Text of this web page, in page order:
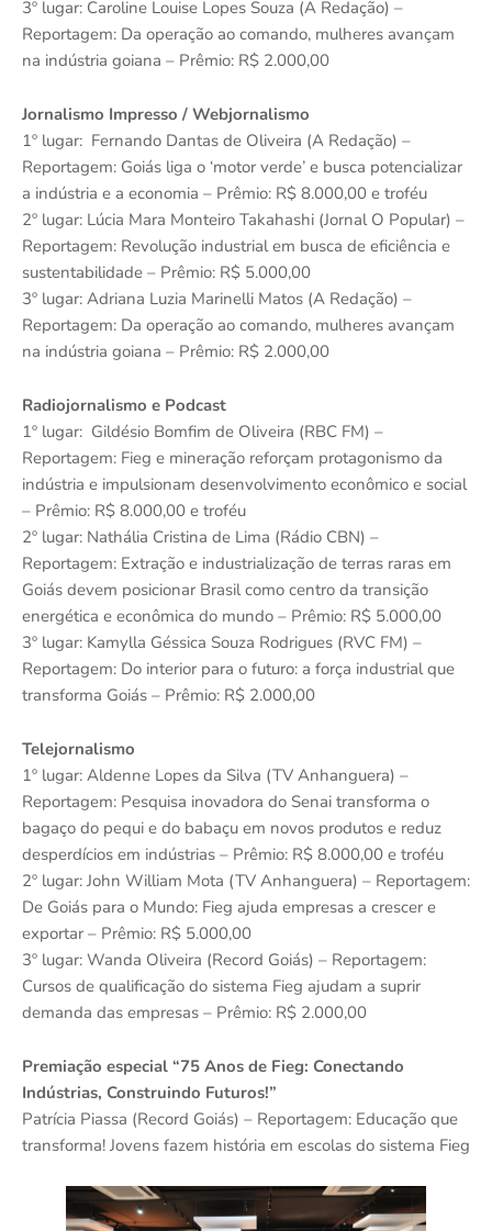
3º lugar: Caroline Louise Lopes Souza (A Redação) –
Reportagem: Da operação ao comando, mulheres avançam
na indústria goiana – Prêmio: R$ 2.000,00
Jornalismo Impresso / Webjornalismo
1º lugar: Fernando Dantas de Oliveira (A Redação) –
Reportagem: Goiás liga o ‘motor verde’ e busca potencializar
a indústria e a economia – Prêmio: R$ 8.000,00 e troféu
2º lugar: Lúcia Mara Monteiro Takahashi (Jornal O Popular) –
Reportagem: Revolução industrial em busca de eficiência e
sustentabilidade – Prêmio: R$ 5.000,00
3º lugar: Adriana Luzia Marinelli Matos (A Redação) –
Reportagem: Da operação ao comando, mulheres avançam
na indústria goiana – Prêmio: R$ 2.000,00
Radiojornalismo e Podcast
1º lugar: Gildésio Bomfim de Oliveira (RBC FM) –
Reportagem: Fieg e mineração reforçam protagonismo da
indústria e impulsionam desenvolvimento econômico e social
– Prêmio: R$ 8.000,00 e troféu
2º lugar: Nathália Cristina de Lima (Rádio CBN) –
Reportagem: Extração e industrialização de terras raras em
Goiás devem posicionar Brasil como centro da transição
energética e econômica do mundo – Prêmio: R$ 5.000,00
3º lugar: Kamylla Géssica Souza Rodrigues (RVC FM) –
Reportagem: Do interior para o futuro: a força industrial que
transforma Goiás – Prêmio: R$ 2.000,00
Telejornalismo
1º lugar: Aldenne Lopes da Silva (TV Anhanguera) –
Reportagem: Pesquisa inovadora do Senai transforma o
bagaço do pequi e do babaçu em novos produtos e reduz
desperdícios em indústrias – Prêmio: R$ 8.000,00 e troféu
2º lugar: John William Mota (TV Anhanguera) – Reportagem:
De Goiás para o Mundo: Fieg ajuda empresas a crescer e
exportar – Prêmio: R$ 5.000,00
3º lugar: Wanda Oliveira (Record Goiás) – Reportagem:
Cursos de qualificação do sistema Fieg ajudam a suprir
demanda das empresas – Prêmio: R$ 2.000,00
Premiação especial “75 Anos de Fieg: Conectando
Indústrias, Construindo Futuros!”
Patrícia Piassa (Record Goiás) – Reportagem: Educação que
transforma! Jovens fazem história em escolas do sistema Fieg